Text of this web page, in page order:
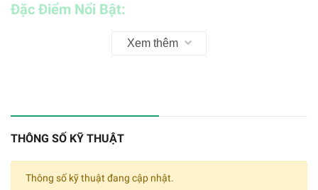
Đặc Điểm Nổi Bật:
Hỗ trợ Micro SD Card, thẻ Micro SDHC (thẻ tốc
4.5V ~ 5.5V, 3.3V điện áp mạch điều
✔️Giao diện truyền thông là một giao diện SPI
chuẩn
Xem thêm
THÔNG SỐ KỸ THUẬT
Thông số kỹ thuật đang cập nhật.